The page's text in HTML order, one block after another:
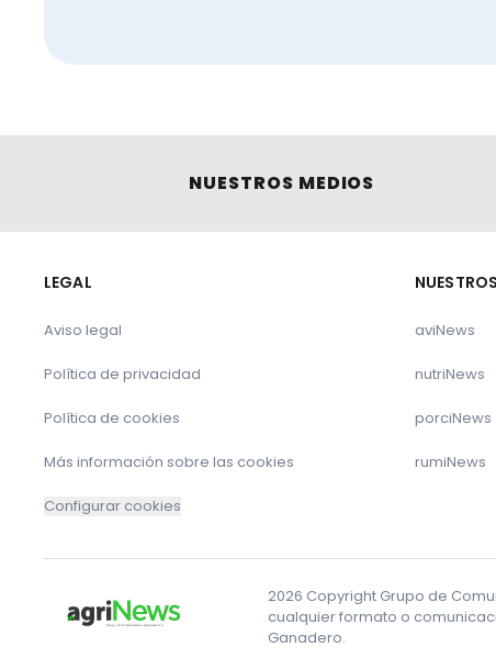
NUESTROS MEDIOS
LEGAL
Aviso legal
Política de privacidad
Política de cookies
Más información sobre las cookies
Configurar cookies
aviNews
nutriNews
porciNews
rumiNews
2026 Copyright Grupo de
cualquier formato o
Ganadero.